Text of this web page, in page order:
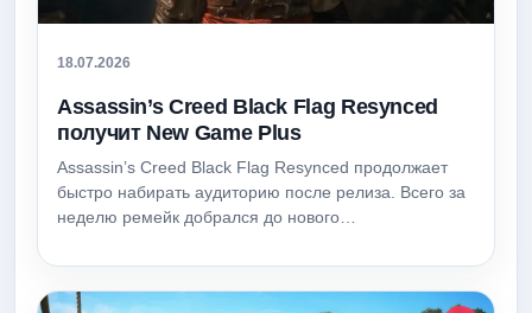
18.07.2026
Assassin’s Creed Black Flag Resynced
получит New Game Plus
Assassin’s Creed Black Flag Resynced продолжает
быстро набирать аудиторию после релиза. Всего за
неделю ремейк добрался до нового…